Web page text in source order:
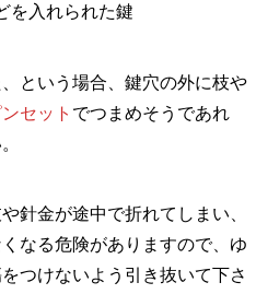
という場合、鍵穴の外に枝や
ンセット でつまめそうであれ
針金が途中で折れてしまい、
なる危険がありますので、ゆ
つけないよう引き抜いて下さ